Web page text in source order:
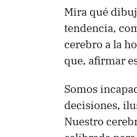
Mira qué
tendencia,
cerebro a la
que, afirmar
Somos
decisiones,
Nuestro